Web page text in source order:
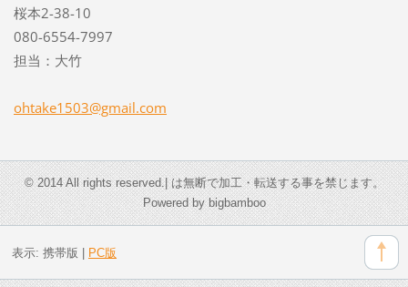
桜本2-38-10
080-6554-7997
担当：大竹
ohtake1503@gmail.com
© 2014 All rights reserved.| は無断で加工・転送する事を禁じます。
Powered by bigbamboo
表示: 携帯版 PC版